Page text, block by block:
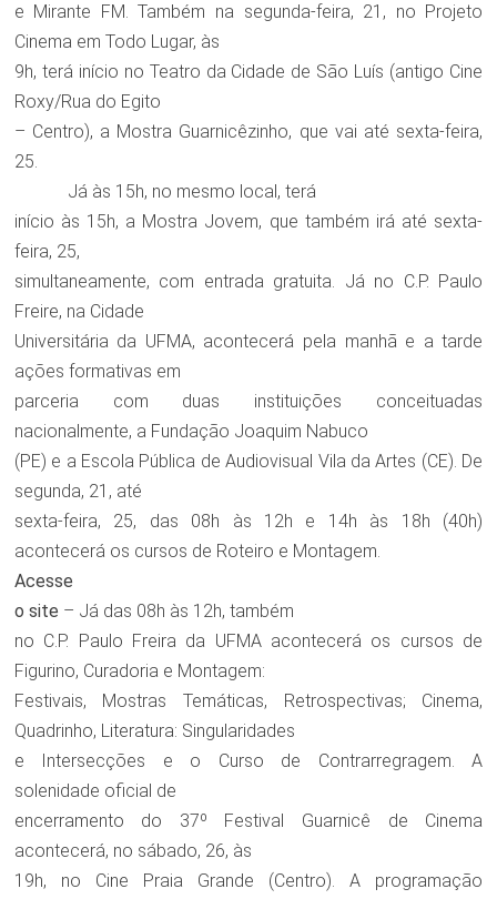
e Mirante FM. Também na segunda-feira, 21, no Projeto
Cinema em Todo Lugar, às
9h, terá início no Teatro da Cidade de São Luís (antigo Cine
Roxy/Rua do Egito
– Centro), a Mostra Guarnicêzinho, que vai até sexta-feira,
25.
Já às 15h, no mesmo local, terá
início às 15h, a Mostra Jovem, que também irá até sexta-
feira, 25,
simultaneamente, com entrada gratuita. Já no C.P. Paulo
Freire, na Cidade
Universitária da UFMA, acontecerá pela manhã e a tarde
ações formativas em
parceria com duas instituições conceituadas
nacionalmente, a Fundação Joaquim Nabuco
(PE) e a Escola Pública de Audiovisual Vila da Artes (CE). De
segunda, 21, até
sexta-feira, 25, das 08h às 12h e 14h às 18h (40h)
acontecerá os cursos de Roteiro e Montagem.
Acesse
o site – Já das 08h às 12h, também
no C.P. Paulo Freira da UFMA acontecerá os cursos de
Figurino, Curadoria e Montagem:
Festivais, Mostras Temáticas, Retrospectivas; Cinema,
Quadrinho, Literatura: Singularidades
e Intersecções e o Curso de Contrarregragem. A
solenidade oficial de
encerramento do 37º Festival Guarnicê de Cinema
acontecerá, no sábado, 26, às
19h, no Cine Praia Grande (Centro). A programação